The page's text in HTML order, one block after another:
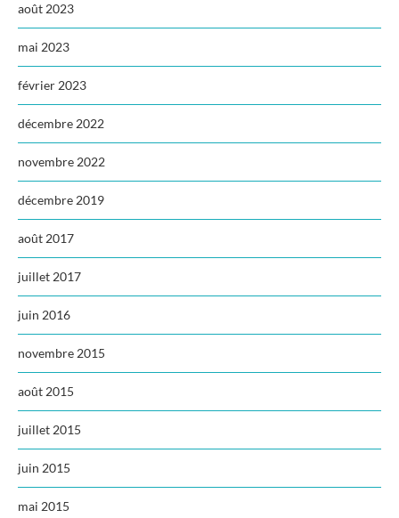
août 2023
mai 2023
février 2023
décembre 2022
novembre 2022
décembre 2019
août 2017
juillet 2017
juin 2016
novembre 2015
août 2015
juillet 2015
juin 2015
mai 2015